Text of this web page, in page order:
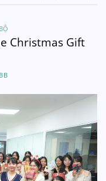
Christmas Gift